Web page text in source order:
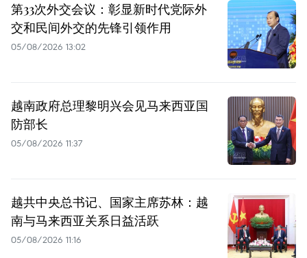
第33次外交会议：彰显新时代党际外
交和民间外交的先锋引领作用
05/08/2026 13:02
越南政府总理黎明兴会见马来西亚国
防部长
05/08/2026 11:37
越共中央总书记、国家主席苏林：越
南与马来西亚关系日益活跃
05/08/2026 11:16